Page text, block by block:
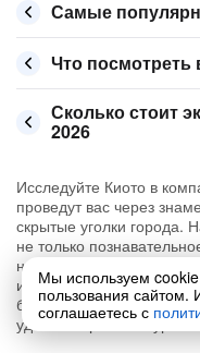
Самые
Что посмотреть
Сколько стоит
2026
Исследуйте Киото в
проведут вас через
скрытые уголки города.
не только
насладиться красотой и
интересные экскурсии
богатой истории и
удовлетворенных
Мы используем
пользования сайтом.
соглашаетесь с